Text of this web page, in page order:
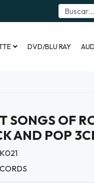
DVD/BLU RAY
SONGS OF
AND POP